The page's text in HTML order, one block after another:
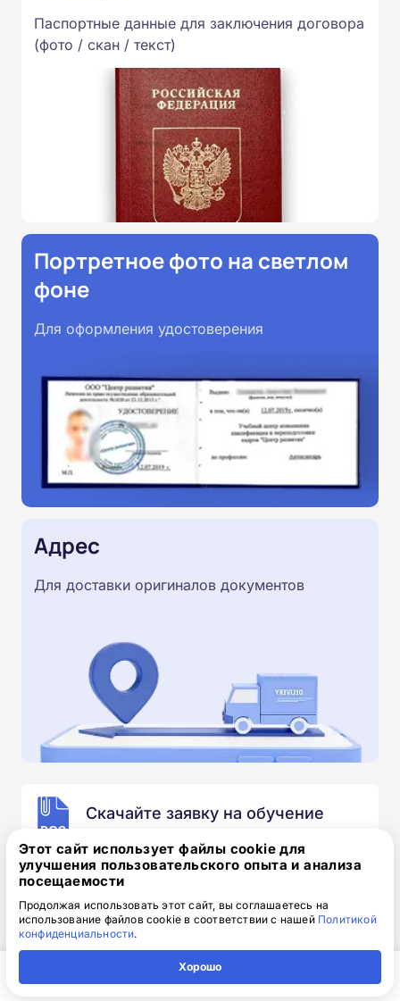
Паспортные данные для заключения договора
(фото / скан / текст)
Портретное фото на светлом
фоне
Для оформления удостоверения
Адрес
Для доставки оригиналов документов
Скачайте заявку на обучение
Скачайте шаблон, заполните и отправьте по
электронной почте
Обязательно укажите контактный номер телефон.
Наш специалист свяжется с вами и утонит все
детали.
Этот сайт использует файлы cookie для
улучшения пользовательского опыта и анализа
посещаемости
Продолжая использовать этот сайт, вы соглашаетесь на
использование файлов cookie в соответствии с нашей Политикой
конфиденциальности.
Хорошо